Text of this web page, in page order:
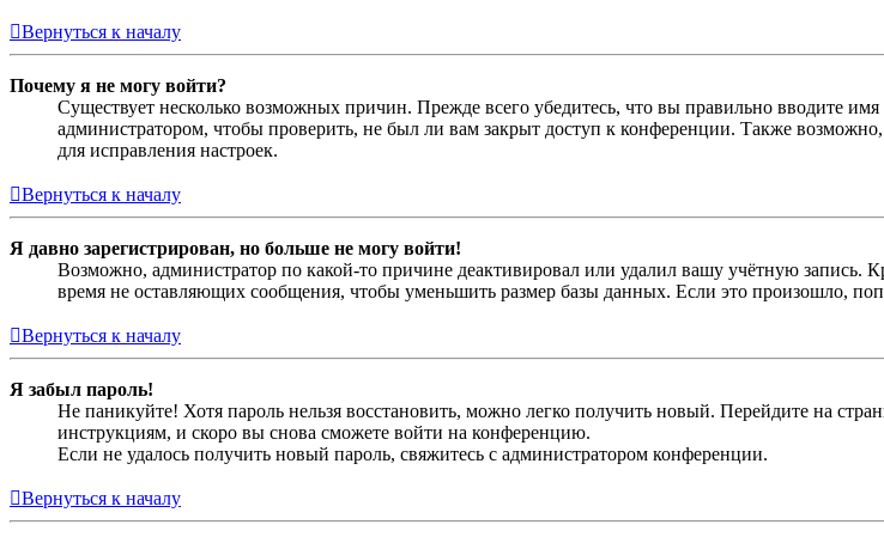
Вернуться к началу
Почему я не могу войти?
Существует несколько возможных причин. Прежде всего убедитесь, что вы правильно вводите
администратором, чтобы проверить, не был ли вам закрыт доступ к конференции. Также
для исправления настроек.
Вернуться к началу
Я давно зарегистрирован, но больше не могу войти!
Возможно, администратор по какой-то причине деактивировал или удалил вашу учётную запись.
время не оставляющих сообщения, чтобы уменьшить размер базы данных. Если это произошло,
Вернуться к началу
Я забыл пароль!
Не паникуйте! Хотя пароль нельзя восстановить, можно легко получить новый. Перейдите на
инструкциям, и скоро вы снова сможете войти на конференцию.
Если не удалось получить новый пароль, свяжитесь с администратором конференции.
Вернуться к началу